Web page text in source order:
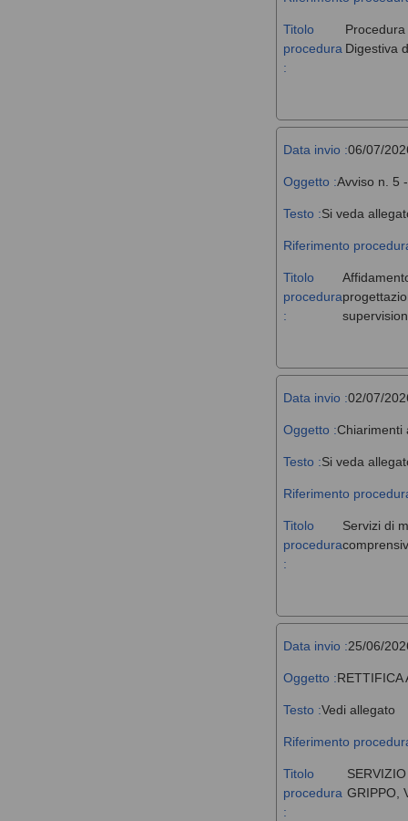
Titolo
procedura
:
Digestiva
Data invio :06/07/
Oggetto :Avviso n. 5
Testo :Si veda
Riferimento
Titolo
procedura
:
Data invio :02/07/
Oggetto :Chiarimenti
Testo :Si veda
Riferimento
Titolo
procedura
:
Servizi di
Data invio :25/06/
Oggetto :RETTIFICA
Testo :Vedi allegato
Riferimento
Titolo
procedura
:
GRIPPO,